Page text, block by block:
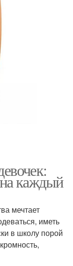
каждый
мечтает
иметь
в школу порой